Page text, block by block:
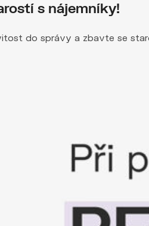
s nájemníky!
do správy a zbavte se